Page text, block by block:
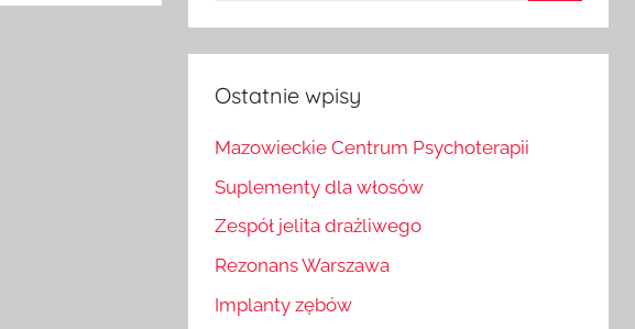
Ostatnie wpisy
Mazowieckie Centrum Psychoterapii
Suplementy dla włosów
Zespół jelita drażliwego
Rezonans Warszawa
Implanty zębów